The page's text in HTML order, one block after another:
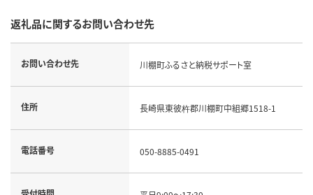
返礼品に関するお問い合わせ先
お問い合わせ先 川棚町ふるさと納税サポート室
住所 長崎県東彼杵郡川棚町中組郷1518-1
電話番号 050-8885-0491